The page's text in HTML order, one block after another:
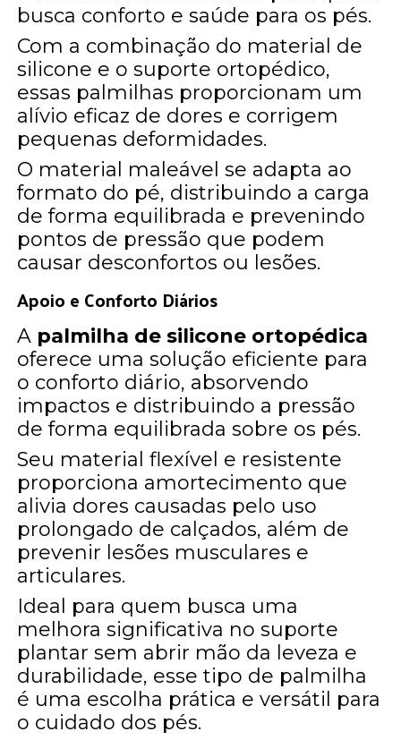
busca conforto e saúde para os pés.
Com a combinação do material de
silicone e o suporte ortopédico,
essas palmilhas proporcionam um
alívio eficaz de dores e corrigem
pequenas deformidades.
O material maleável se adapta ao
formato do pé, distribuindo a carga
de forma equilibrada e prevenindo
pontos de pressão que podem
causar desconfortos ou lesões.
Apoio e Conforto Diários
A palmilha de silicone ortopédica
oferece uma solução eficiente para
o conforto diário, absorvendo
impactos e distribuindo a pressão
de forma equilibrada sobre os pés.
Seu material flexível e resistente
proporciona amortecimento que
alivia dores causadas pelo uso
prolongado de calçados, além de
prevenir lesões musculares e
articulares.
Ideal para quem busca uma
melhora significativa no suporte
plantar sem abrir mão da leveza e
durabilidade, esse tipo de palmilha
é uma escolha prática e versátil para
o cuidado dos pés.